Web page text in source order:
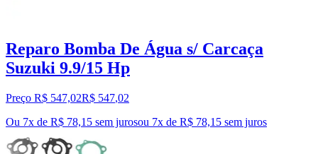
Reparo Bomba De Água s/ Carcaça
Suzuki 9.9/15 Hp
Preço R$ 547,02R$ 547,02
Ou 7x de R$ 78,15 sem jurosou 7x de R$ 78,15 sem juros